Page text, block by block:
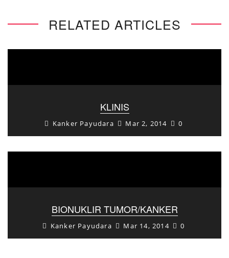
RELATED ARTICLES
KLINIS
Kanker Payudara Mar 2, 2014 0
BIONUKLIR TUMOR/KANKER
Kanker Payudara Mar 14, 2014 0